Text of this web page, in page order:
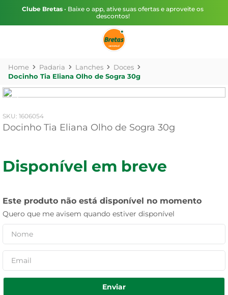
Clube Bretas • Baixe o app, ative suas ofertas e aproveite os
descontos!
Padaria Lanches
Doces
Docinho Tia Eliana Olho de Sogra 30g
: 1606054
Docinho Tia Eliana Olho de Sogra 30g
Disponível em breve
Este produto não está disponível no momento
Quero que me avisem quando estiver disponível
Enviar